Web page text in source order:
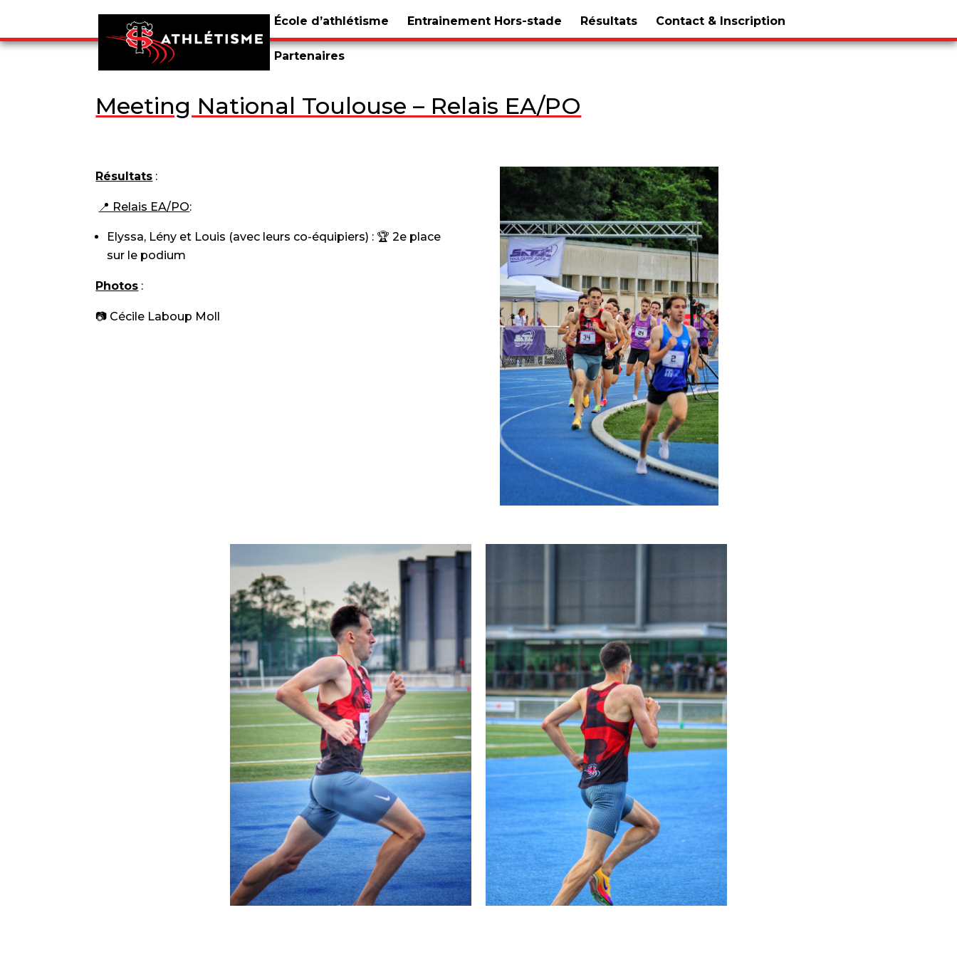
École d’athlétisme Entrainement Hors-stade Résultats Contact & Inscription
Partenaires
Meeting National Toulouse – Relais EA/PO
Résultats :
📍 Relais EA/PO:
Elyssa, Lény et Louis (avec leurs co-équipiers) : 🏆 2e place
sur le podium
Photos :
📷 Cécile Laboup Moll